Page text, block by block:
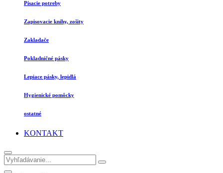
Písacie potreby
Zapisovacie knihy, zošity
Zakladače
Pokladničné pásky
Lepiace pásky, lepidlá
Hygienické pomôcky
ostatné
KONTAKT